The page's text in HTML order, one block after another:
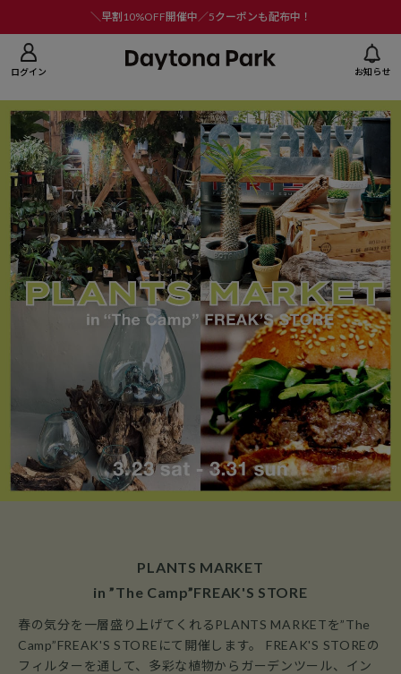
＼早割10%OFF開催中／5クーポンも配布中！
ログイン お知らせ
PLANTS MARKET
in ”The Camp”FREAK'S STORE
春の気分を一層盛り上げてくれるPLANTS MARKETを”The
Camp”FREAK'S STOREにて開催します。 FREAK'S STOREの
フィルターを通して、多彩な植物からガーデンツール、イン